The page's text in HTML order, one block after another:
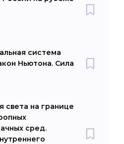
система
Ньютона. Сила
света на границе
сред.